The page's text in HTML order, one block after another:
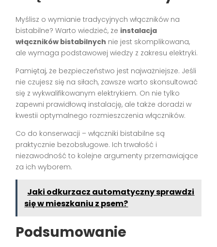
Myślisz o wymianie tradycyjnych włączników na
bistabilne? Warto wiedzieć, że instalacja
włączników bistabilnych nie jest skomplikowana,
ale wymaga podstawowej wiedzy z zakresu elektryki.
Pamiętaj, że bezpieczeństwo jest najważniejsze. Jeśli
nie czujesz się na siłach, zawsze warto skonsultować
się z wykwalifikowanym elektrykiem. On nie tylko
zapewni prawidłową instalację, ale także doradzi w
kwestii optymalnego rozmieszczenia włączników.
Co do konserwacji – włączniki bistabilne są
praktycznie bezobsługowe. Ich trwałość i
niezawodność to kolejne argumenty przemawiające
za ich wyborem.
Jaki odkurzacz automatyczny sprawdzi
się w mieszkaniu z psem?
Podsumowanie